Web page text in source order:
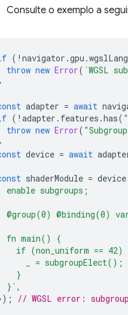
Consulte o exemplo a
( ! navigator .gpu .
throw new Error( `WGSL
adapter = await
( ! adapter . features .has(
throw new Error(
device = await
shaderModule = device
enable subgroups;
@group(0) @binding(0)
fn main() {
if (non_uniform == 42)
_ = subgroupElect();
}
}`
,
// WGSL error: